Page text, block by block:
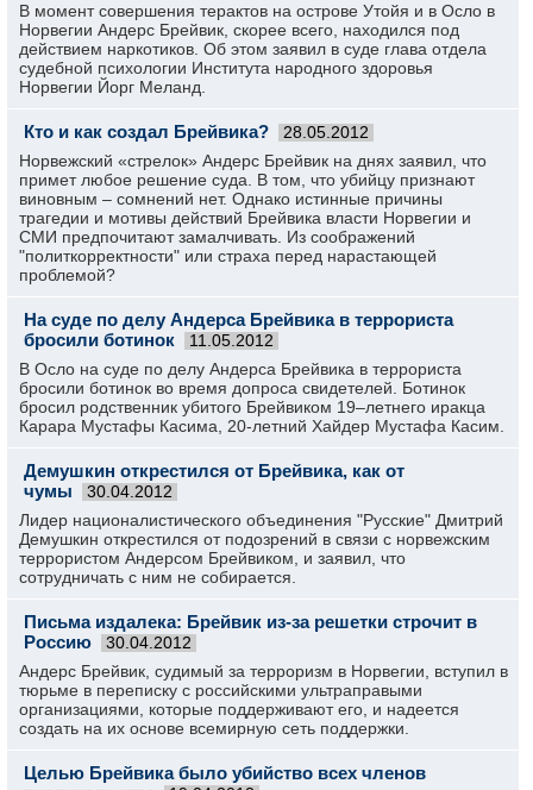
В момент совершения терактов на острове Утойя и в Осло в
Норвегии Андерс Брейвик, скорее всего, находился под
действием наркотиков. Об этом заявил в суде глава отдела
судебной психологии Института народного здоровья
Норвегии Йорг Меланд.
Кто и как создал Брейвика? 28.05.2012
Норвежский «стрелок» Андерс Брейвик на днях заявил, что
примет любое решение суда. В том, что убийцу признают
виновным – сомнений нет. Однако истинные причины
трагедии и мотивы действий Брейвика власти Норвегии и
СМИ предпочитают замалчивать. Из соображений
"политкорректности" или страха перед нарастающей
проблемой?
На суде по делу Андерса Брейвика в террориста
бросили ботинок
11.05.2012
В Осло на суде по делу Андерса Брейвика в террориста
бросили ботинок во время допроса свидетелей. Ботинок
бросил родственник убитого Брейвиком 19–летнего иракца
Карара Мустафы Касима, 20-летний Хайдер Мустафа Касим.
Демушкин открестился от Брейвика, как от
чумы
30.04.2012
Лидер националистического объединения "Русские" Дмитрий
Демушкин открестился от подозрений в связи с норвежским
террористом Андерсом Брейвиком, и заявил, что
сотрудничать с ним не собирается.
Письма издалека: Брейвик из-за решетки строчит в
Россию
30.04.2012
Андерс Брейвик, судимый за терроризм в Норвегии, вступил в
тюрьме в переписку с российскими ультраправыми
организациями, которые поддерживают его, и надеется
создать на их основе всемирную сеть поддержки.
Целью Брейвика было убийство всех членов